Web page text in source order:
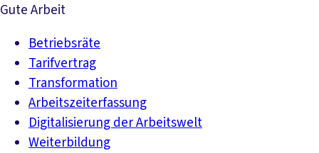
Gute Arbeit
Betriebsräte
Tarifvertrag
Transformation
Arbeitszeiterfassung
Digitalisierung der Arbeitswelt
Weiterbildung